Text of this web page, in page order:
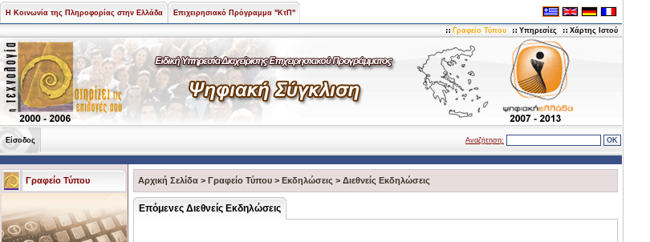
Η Κοινωνία της Πληροφορίας στην Ελλάδα Επιχειρησιακό Πρόγραμμα "ΚτΠ"
Γραφείο Τύπου Υπηρεσίες Χάρτης Ιστού
Είσοδος Αναζήτηση:
Γραφείο Τύπου Αρχική Σελίδα > Γραφείο Τύπου > Εκδηλώσεις > Διεθνείς Εκδηλώσεις
Επόμενες Διεθνείς Εκδηλώσεις